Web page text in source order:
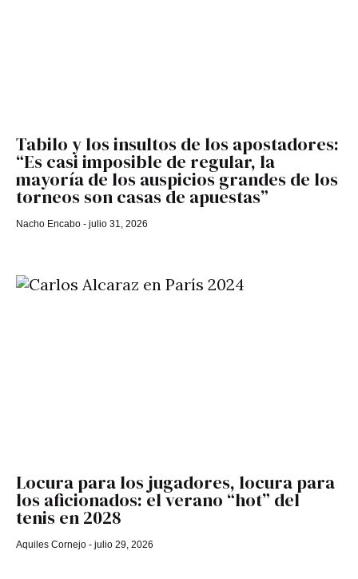
Tabilo y los insultos de los apostadores:
“Es casi imposible de regular, la
mayoría de los auspicios grandes de los
torneos son casas de apuestas”
Nacho Encabo julio 31, 2026
Locura para los jugadores, locura para
los aficionados: el verano “hot” del
tenis en 2028
Aquiles Cornejo julio 29, 2026